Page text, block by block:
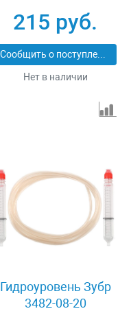
06-07
215 руб.
Сообщить о поступлении
Нет в наличии
Гидроуровень Зубр
3482-08-20